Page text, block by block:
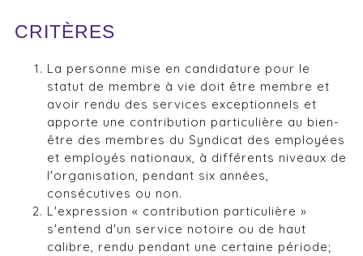
CRITÈRES
La personne mise en candidature pour le
statut de membre à vie doit être membre et
avoir rendu des services exceptionnels et
apporte une contribution particulière au bien-
être des membres du Syndicat des employées
et employés nationaux, à différents niveaux de
l'organisation, pendant six années,
consécutives ou non.
L'expression « contribution particulière »
s'entend d'un service notoire ou de haut
calibre, rendu pendant une certaine période;